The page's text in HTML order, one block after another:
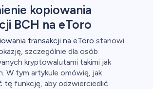
kopiowania
BCH na eToro
transakcji na eToro stanowi
szczególnie dla osób
kryptowalutami takimi jak
W tym artykule omówię, jak
tę funkcję, aby odzwierciedlić